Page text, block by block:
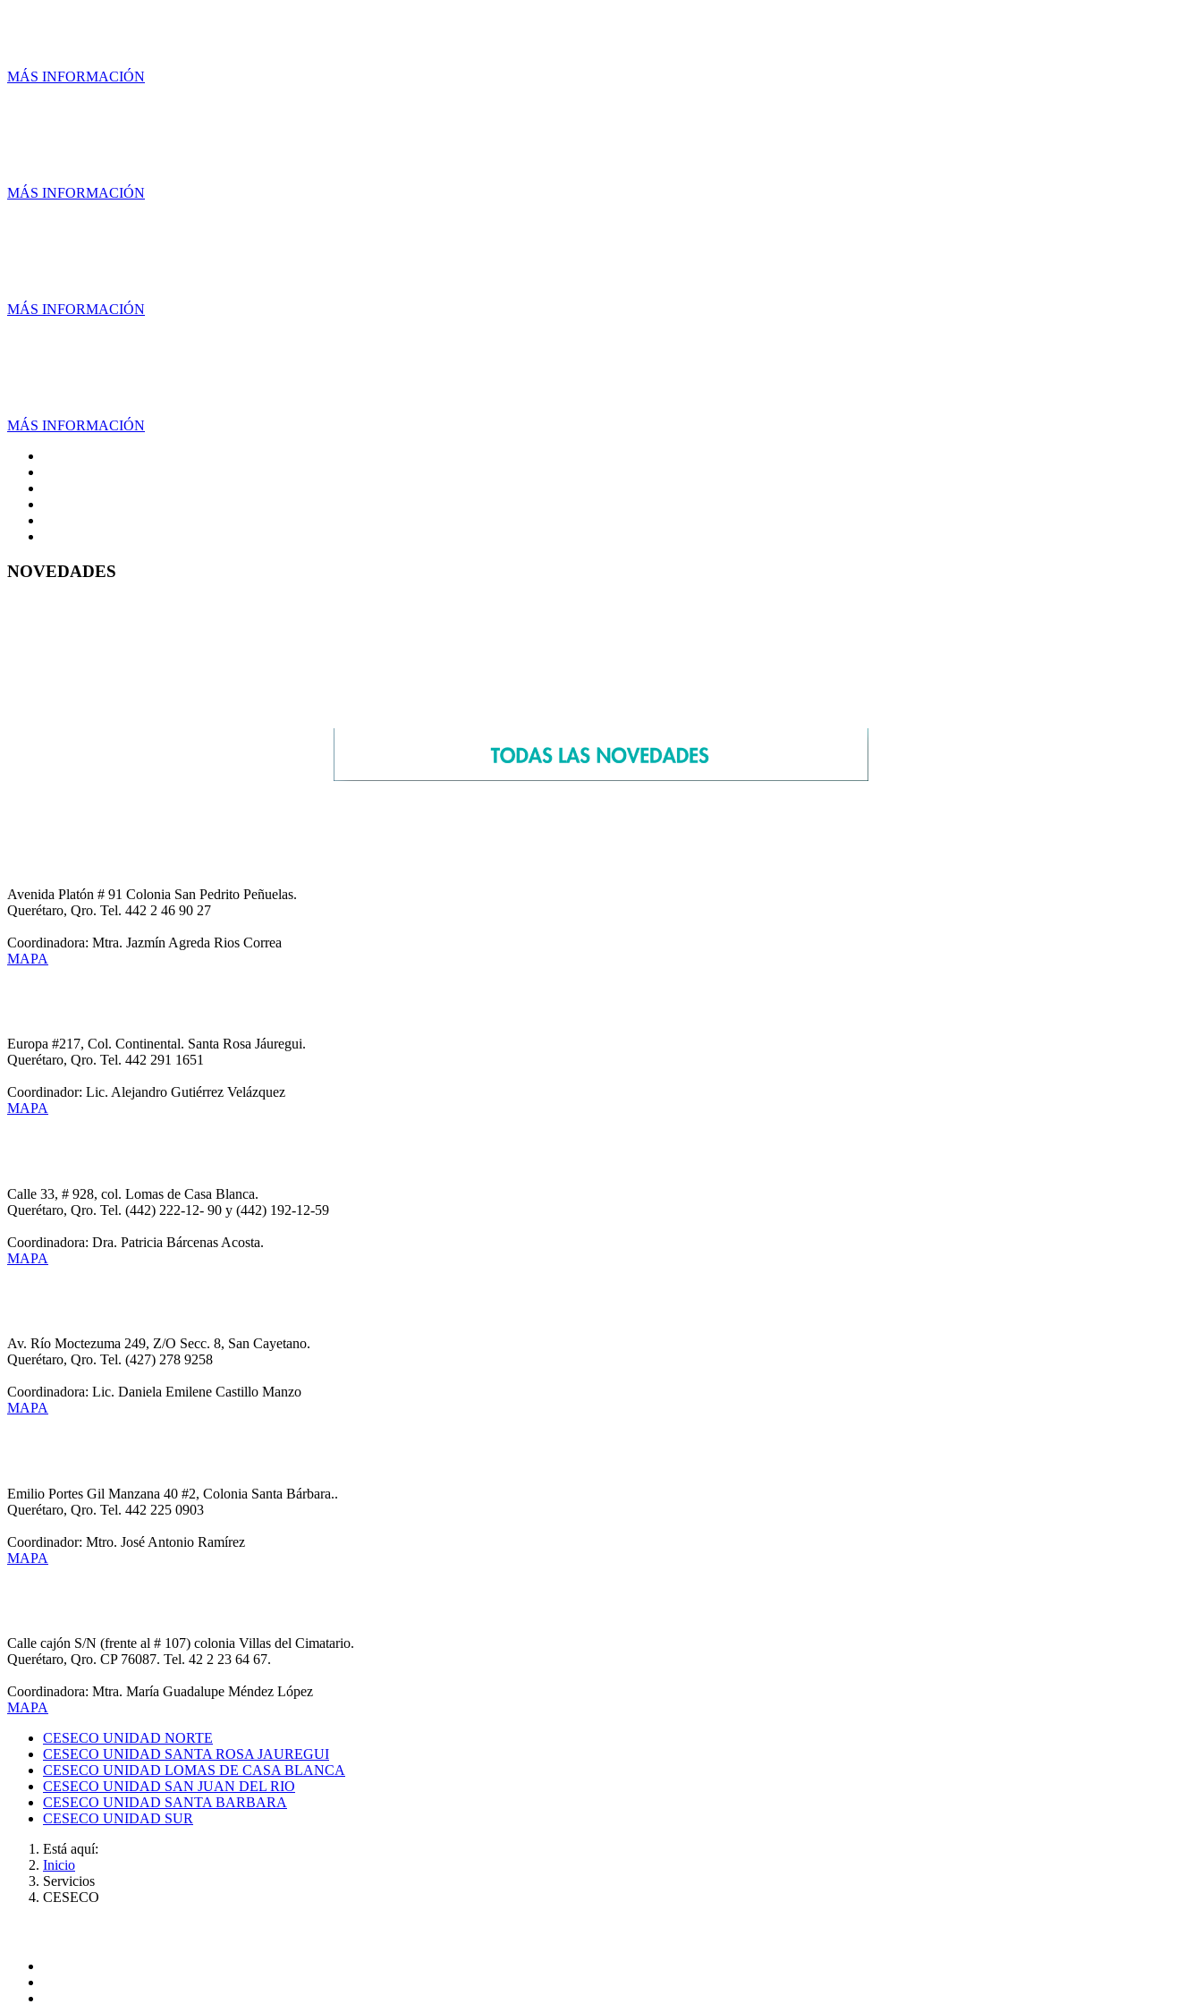
MÁS INFORMACIÓN
MÁS INFORMACIÓN
MÁS INFORMACIÓN
MÁS INFORMACIÓN
NOVEDADES
Avenida Platón # 91 Colonia San Pedrito Peñuelas.
Querétaro, Qro. Tel. 442 2 46 90 27
Coordinadora: Mtra. Jazmín Agreda Rios Correa
MAPA
Europa #217, Col. Continental. Santa Rosa Jáuregui.
Querétaro, Qro. Tel. 442 291 1651
Coordinador: Lic. Alejandro Gutiérrez Velázquez
MAPA
Calle 33, # 928, col. Lomas de Casa Blanca.
Querétaro, Qro. Tel. (442) 222-12- 90 y (442) 192-12-59
Coordinadora: Dra. Patricia Bárcenas Acosta.
MAPA
Av. Río Moctezuma 249, Z/O Secc. 8, San Cayetano.
Querétaro, Qro. Tel. (427) 278 9258
Coordinadora: Lic. Daniela Emilene Castillo Manzo
MAPA
Emilio Portes Gil Manzana 40 #2, Colonia Santa Bárbara..
Querétaro, Qro. Tel. 442 225 0903
Coordinador: Mtro. José Antonio Ramírez
MAPA
Calle cajón S/N (frente al # 107) colonia Villas del Cimatario.
Querétaro, Qro. CP 76087. Tel. 42 2 23 64 67.
Coordinadora: Mtra. María Guadalupe Méndez López
MAPA
CESECO UNIDAD NORTE
CESECO UNIDAD SANTA ROSA JAUREGUI
CESECO UNIDAD LOMAS DE CASA BLANCA
CESECO UNIDAD SAN JUAN DEL RIO
CESECO UNIDAD SANTA BARBARA
CESECO UNIDAD SUR
Está aquí:
Inicio
Servicios
CESECO